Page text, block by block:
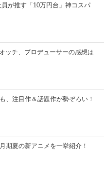
員が推す「10万円台」神コスパ
ッチ、プロデューサーの感想は
、注目作＆話題作が勢ぞろい！
期夏の新アニメを一挙紹介！